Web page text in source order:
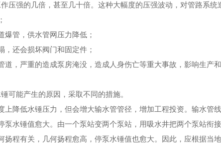
压强的几倍，甚至几十倍。这种大幅度的压强波动，对管路系统
爆管，供水管网压力降低；
还会损坏阀门和固定件；
，严重的造成泵房淹没，造成人身伤亡等重大事故，影响生产和
可能产生的原因，采取不同的措施。
降低水锤压力，但会增大输水管管径，增加工程投资。输水管
泵水锤值愈大。由一个泵站变两个泵站，用吸水井把两个泵站衔
扬程有关，几何扬程愈高，停泵水锤值也愈大。因此，应根据当